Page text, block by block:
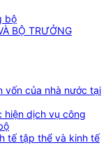
bộ
BỘ TRƯỞNG
vốn của nhà nước tại
hiện dịch vụ công
tế tập thể và kinh tế